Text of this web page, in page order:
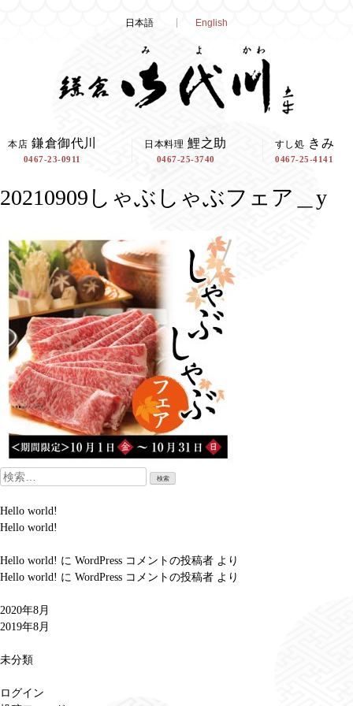
English
日本語
本店 鎌倉御代川
0467-23-0911
日本料理 鯉之助
0467-25-3740
すし処 きみ
0467-25-4141
20210909しゃぶしゃぶフェア＿y
検
Hello world!
Hello world!
Hello world! に WordPress コメントの投稿者 より
Hello world! に WordPress コメントの投稿者 より
2020年8月
2019年8月
未分類
ログイン